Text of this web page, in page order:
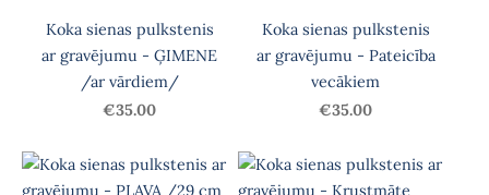
Koka sienas pulkstenis
ar gravējumu - ĢIMENE
/ar vārdiem/
€35.00
Koka sienas pulkstenis
ar gravējumu - Pateicība
vecākiem
€35.00